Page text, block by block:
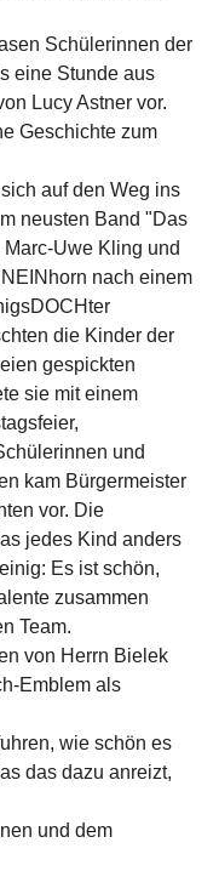
Schülerinnen der
eine Stunde aus
Lucy Astner vor.
Geschichte zum
auf den Weg ins
neusten Band "Das
Uwe Kling und
nach einem
die Kinder der
gespickten
sie mit einem
und
kam Bürgermeister
vor. Die
jedes Kind anders
Es ist schön,
zusammen
Team.
von Herrn Bielek
Emblem als
wie schön es
das dazu anreizt,
und dem